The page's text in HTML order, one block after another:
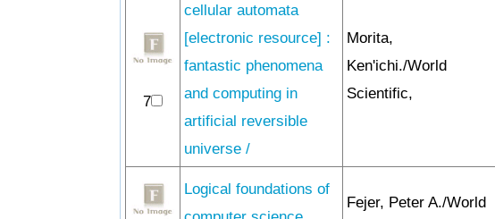
7
cellular automata
[electronic resource] :
fantastic phenomena
and computing in
artificial reversible
universe /
Morita,
Ken'ichi./World
Scientific,
Logical foundations of
Fejer, Peter A./World